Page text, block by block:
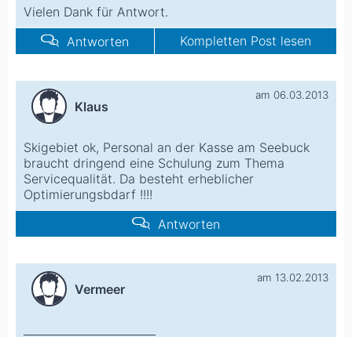
Vielen Dank für Antwort.
Antworten
Kompletten Post lesen
Klaus
am 06.03.2013
Skigebiet ok, Personal an der Kasse am Seebuck
braucht dringend eine Schulung zum Thema
Servicequalität. Da besteht erheblicher
Optimierungsbdarf !!!!
Antworten
Vermeer
am 13.02.2013